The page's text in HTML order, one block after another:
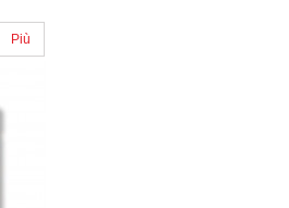
Più